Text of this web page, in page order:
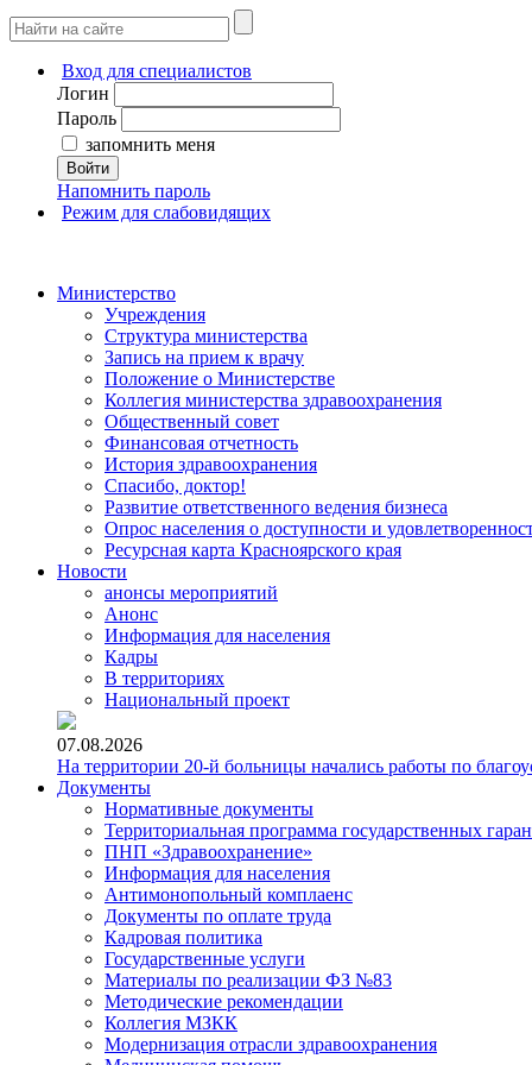
Вход для специалистов
Логин
Пароль
запомнить меня
Войти
Напомнить пароль
Режим для слабовидящих
Министерство
Учреждения
Структура министерства
Запись на прием к врачу
Положение о Министерстве
Коллегия министерства здравоохранения
Общественный совет
Финансовая отчетность
История здравоохранения
Спасибо, доктор!
Развитие ответственного ведения бизнеса
Опрос населения о доступности и
Ресурсная карта Красноярского края
Новости
анонсы мероприятий
Анонс
Информация для населения
Кадры
В территориях
Национальный проект
07.08.2026
На территории 20-й больницы начались работы по
Документы
Нормативные документы
Территориальная программа государственных
ПНП «Здравоохранение»
Информация для населения
Антимонопольный комплаенс
Документы по оплате труда
Кадровая политика
Государственные услуги
Материалы по реализации ФЗ №83
Методические рекомендации
Коллегия МЗКК
Модернизация отрасли здравоохранения